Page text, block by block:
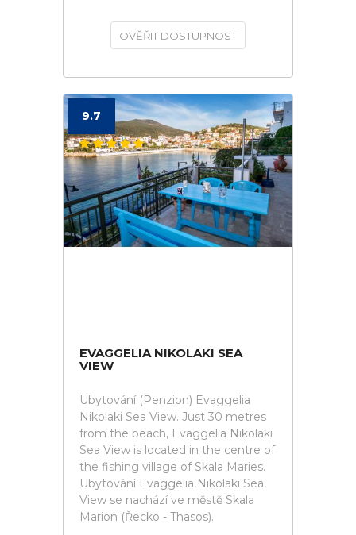
OVĚŘIT DOSTUPNOST
9.7
EVAGGELIA NIKOLAKI SEA
VIEW
Ubytování (Penzion) Evaggelia
Nikolaki Sea View. Just 30 metres
from the beach, Evaggelia Nikolaki
Sea View is located in the centre of
the fishing village of Skala Maries.
Ubytování Evaggelia Nikolaki Sea
View se nachází ve městě Skala
Marion (Řecko - Thasos).